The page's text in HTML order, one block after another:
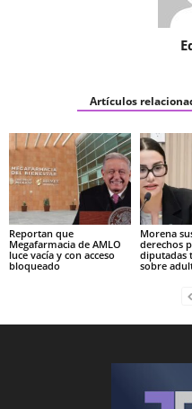
Artículos
Reportan que
Megafarmacia de AMLO
luce vacía y con acceso
bloqueado
Morena
derechos
diputadas
sobre